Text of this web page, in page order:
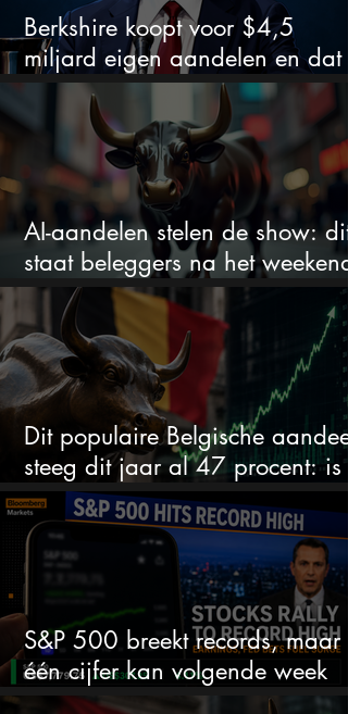
Berkshire koopt voor $4,5
miljard eigen aandelen en dat
zegt veel over de waardering
AI-aandelen stelen de show: dit
staat beleggers na het weekend
te wachten
Dit populaire Belgische aandeel
steeg dit jaar al 47 procent: is
ruimte voor meer?
S&P 500 breekt records, maar
één cijfer kan volgende week
alles veranderen